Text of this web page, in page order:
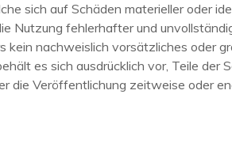
sich auf Schäden materieller oder
Nutzung fehlerhafter und
kein nachweislich vorsätzliches oder
es sich ausdrücklich vor, Teile
die Veröffentlichung zeitweise oder